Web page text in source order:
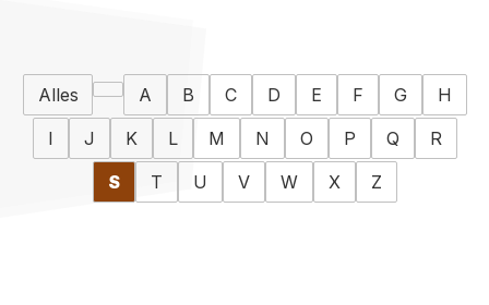
Alles A B C D E F G
H
I
J K L M N O P Q
R
S
T U V W X Z